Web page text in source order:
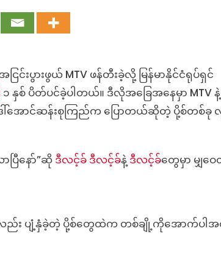
င်းပွားဖွယ် MTV ဖန်တီးခဲ့လို့ မြန်မာနိုင်ငံရုပ်ရှင်
့် ၁ နှစ် ပိတ်ပင်ခဲ့ပါတယ်။ ဒီလိုအခြေအနေမှာ MTV နဲ့
ေါ်အောင်ဆန်းစုကြည်က ပြောတယ်ဆိုတဲ့ ပို့စ်တစ်ခု
ပြီနော်”ဆို ဒီလင့်ခ ဒီလင့်ခ်နဲ့ ဒီလင့်ခတွေမှာ မျှဝေ
ည်း ပျံ့နှံခဲ့တဲ့ ပို့စ်တွေထဲက တစ်ချို့ကိုအောက်ပါအ